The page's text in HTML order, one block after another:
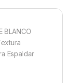
BLANCO
Espaldar